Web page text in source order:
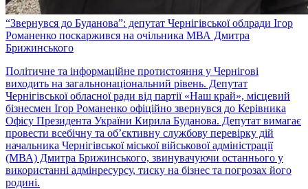
“Звернувся до Буданова”: депутат Чернігівської облради Ігор
Романенко поскаржився на очільника МВА Дмитра
Брижинського
Політичне та інформаційне протистояння у Чернігові
виходить на загальнонаціональний рівень. Депутат
Чернігівської обласної ради від партії «Наш край», місцевий
бізнесмен Ігор Романенко офіційно звернувся до Керівника
Офісу Президента України Кирила Буданова. Депутат вимагає
провести всебічну та об’єктивну службову перевірку дій
начальника Чернігівської міської військової адміністрації
(МВА) Дмитра Брижинського, звинувачуючи останнього у
використанні адмінресурсу, тиску на бізнес та погрозах його
родині.